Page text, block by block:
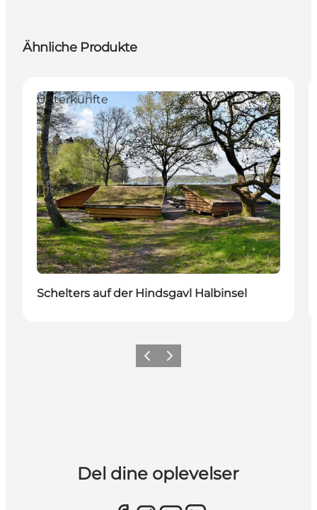
Ähnliche Produkte
Unterkünfte
Schelters auf der Hindsgavl Halbinsel
ZurückWeiter
Del dine oplevelser